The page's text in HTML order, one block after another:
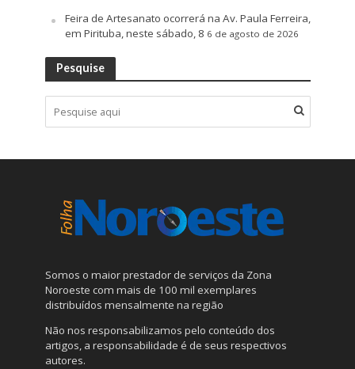
Feira de Artesanato ocorrerá na Av. Paula Ferreira,
em Pirituba, neste sábado, 8 6 de agosto de 2026
Pesquise
Somos o maior prestador de serviços da Zona
Noroeste com mais de 100 mil exemplares
distribuídos mensalmente na região
Não nos responsabilizamos pelo conteúdo dos
artigos, a responsabilidade é de seus respectivos
autores.